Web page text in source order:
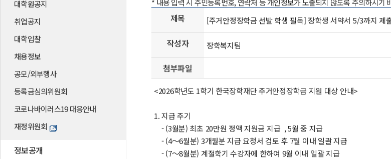
대학원공지
취업공지
대학입찰
채용정보
공모/외부행사
등록금심의위원회
코로나바이러스19 대응안내
재정위원회
정보공개
* 내용 입력 시 주민등록번호, 연락처 등 개인정보가 노출되지 않도록 주의하시기
제목 [주거안정장학금 선발 학생 필독] 장학생 서약서 5/3까지 제
작성자 장학복지팀
첨부파일
<2026학년도 1학기 한국장학재단 주거안정장학금 지원 대상 안내>
1. 지급 주기
- (3월분) 최초 20만원 정액 지원금 지급 , 5월 중 지급
- (4～6월분) 3개월분 지급 요청서 검토 후 7월 이내 일괄 지급
- (7～8월분) 계절학기 수강자에 한하여 9월 이내 일괄 지급